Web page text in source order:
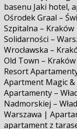
basenu Jaki hotel,
Ośrodek Graal –
Szpitalna – Kraków
Solidarności –
Wrocławska –
Old Town –
Resort
Apartment Magic &
Apartamenty –
Nadmorskiej –
Warszawa |
apartament z